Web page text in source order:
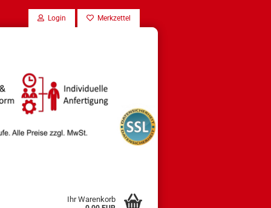
Login Merkzettel
Ihr Warenkorb